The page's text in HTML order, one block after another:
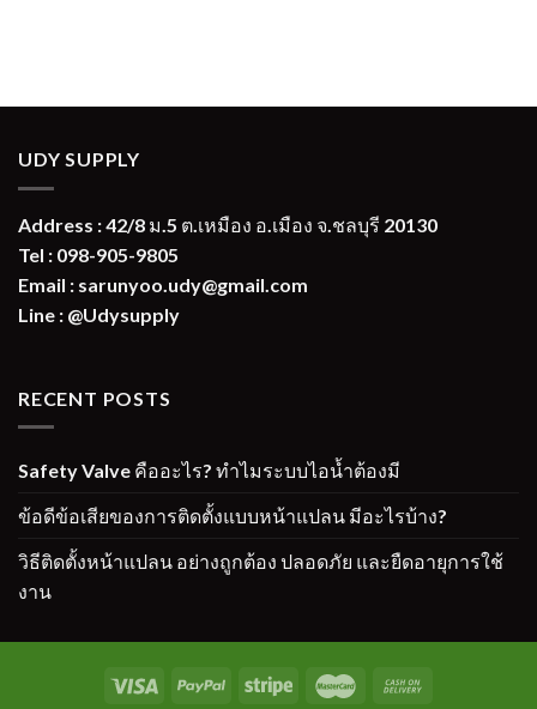
UDY SUPPLY
Address : 42/8 ม.5 ต.เหมือง อ.เมือง จ.ชลบุรี 20130
Tel : 098-905-9805
Email : sarunyoo.udy@gmail.com
Line : @Udysupply
RECENT POSTS
Safety Valve คืออะไร? ทำไมระบบไอน้ำต้องมี
ข้อดีข้อเสียของการติดตั้งแบบหน้าแปลน มีอะไรบ้าง?
วิธีติดตั้งหน้าแปลน อย่างถูกต้อง ปลอดภัย และยืดอายุการใช้
งาน